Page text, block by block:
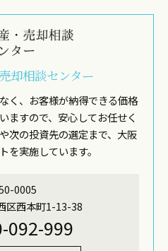
却相談センター
く、お客様が納得できる価格
ますので、安心してお任せく
次の投資先の選定まで、大阪
を実施しています。
0005
区西本町1-13-38
092-999